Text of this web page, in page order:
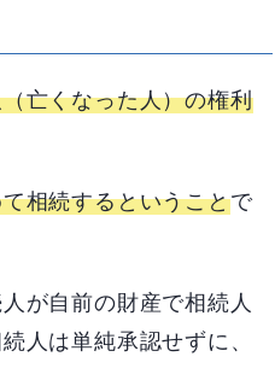
亡くなった人）の権利
相続するということで
が自前の財産で相続人
人は単純承認せずに、